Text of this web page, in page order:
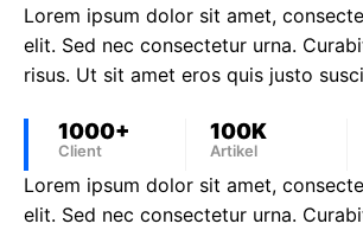
Lorem ipsum dolor sit amet,
elit. Sed nec consectetur urna.
risus. Ut sit amet eros quis justo
1000+
Client
100K
Artikel
Lorem ipsum dolor sit amet,
elit. Sed nec consectetur urna.